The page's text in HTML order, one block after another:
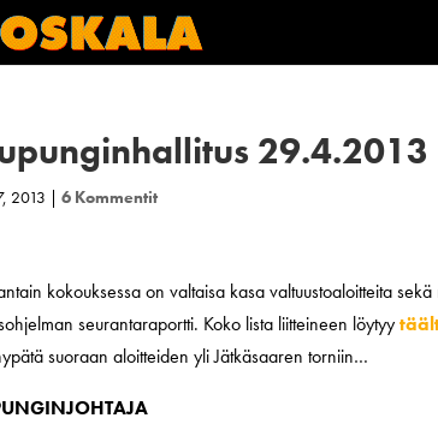
29.4.2013
2013 |6 Kommentit
kokouksessa on valtaisa kasa valtuustoaloitteita
seurantaraportti. Koko lista liitteineen löytyy
suoraan aloitteiden yli Jätkäsaaren torniin…